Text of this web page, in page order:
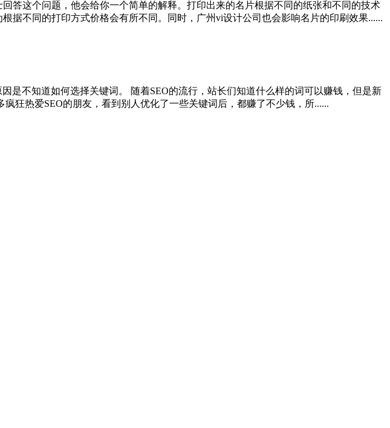
答这个问题，他会给你一个简单的解释。打印出来的名片根据不同的纸张和不同的技术
据不同的打印方式价格会有所不同。同时，广州vi设计公司也会影响名片的印刷效果......
是不知道如何选择关键词。 随着SEO的流行，站长们知道什么样的词可以赚钱，但是新
狂热爱SEO的朋友，看到别人优化了一些关键词后，都赚了不少钱，所......